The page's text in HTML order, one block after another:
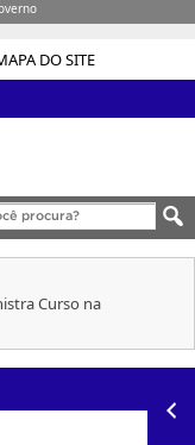
DO SITE
Curso na